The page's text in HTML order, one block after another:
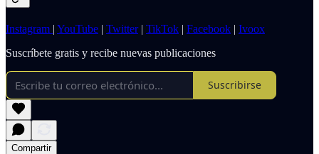
Instagram | YouTube | Twitter| TikTok | Facebook | Ivoox
Suscríbete gratis y recibe nuevas publicaciones
Suscribirse
Compartir